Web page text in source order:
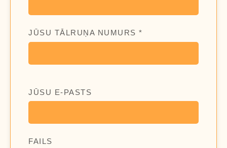
JŪSU TĀLRUŅA NUMURS *
JŪSU E-PASTS
FAILS